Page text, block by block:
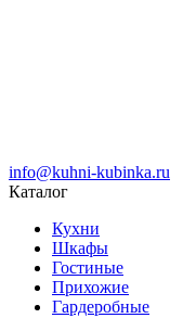
info@kuhni-kubinka.ru
Каталог
Кухни
Шкафы
Гостиные
Прихожие
Гардеробные